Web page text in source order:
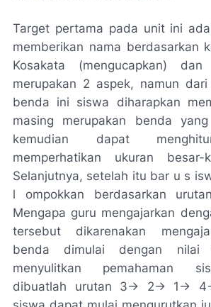
Target pertama pada unit ini
memberikan nama berdasarkan
Kosakata (mengucapkan)
merupakan 2 aspek, namun dari
benda ini siswa diharapkan
masing merupakan benda
kemudian dapat
memperhatikan ukuran besar-
Selanjutnya, setelah itu bar u s
l ompokkan berdasarkan
Mengapa guru mengajarkan
tersebut dikarenakan
benda dimulai dengan
menyulitkan pemahaman
dibuatlah urutan 3-> 2-> 1->